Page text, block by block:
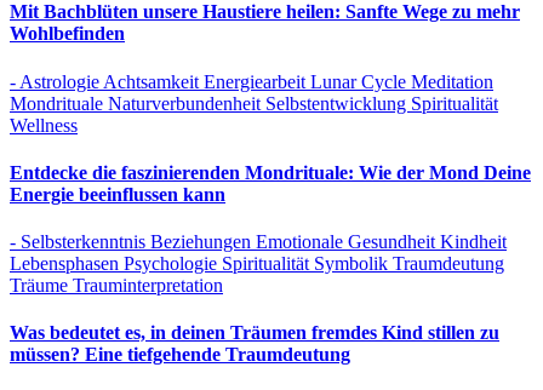
Mit Bachblüten unsere Haustiere heilen: Sanfte Wege zu mehr
Wohlbefinden
- Astrologie Achtsamkeit Energiearbeit Lunar Cycle Meditation
Mondrituale Naturverbundenheit Selbstentwicklung Spiritualität
Wellness
Entdecke die faszinierenden Mondrituale: Wie der Mond Deine
Energie beeinflussen kann
- Selbsterkenntnis Beziehungen Emotionale Gesundheit Kindheit
Lebensphasen Psychologie Spiritualität Symbolik Traumdeutung
Träume Trauminterpretation
Was bedeutet es, in deinen Träumen fremdes Kind stillen zu
müssen? Eine tiefgehende Traumdeutung